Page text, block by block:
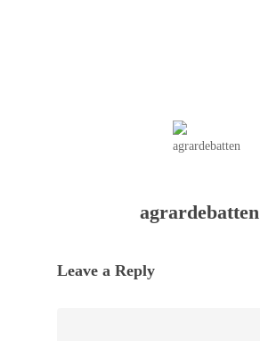
agrardebatten
Leave a Reply